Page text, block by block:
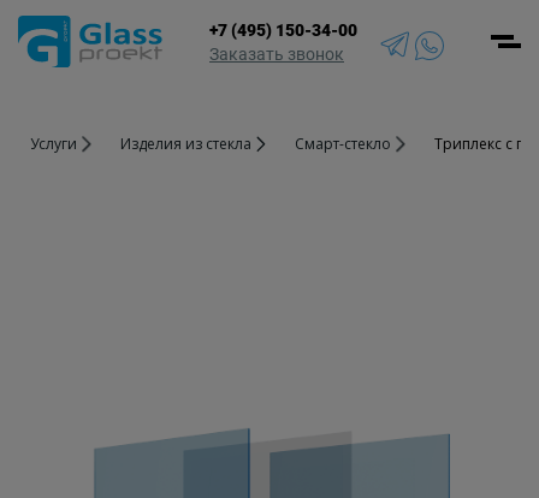
+7 (495) 150-34-00
Заказать звонок
Услуги Изде­лия ­из стекла Смарт-стекло Триплекс с